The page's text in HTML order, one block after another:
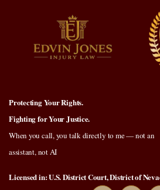
Protecting Your Rights.
Fighting for Your Justice.
When you call, you talk directly to me — not an
assistant, not AI
Licensed in: U.S. District Court, District of